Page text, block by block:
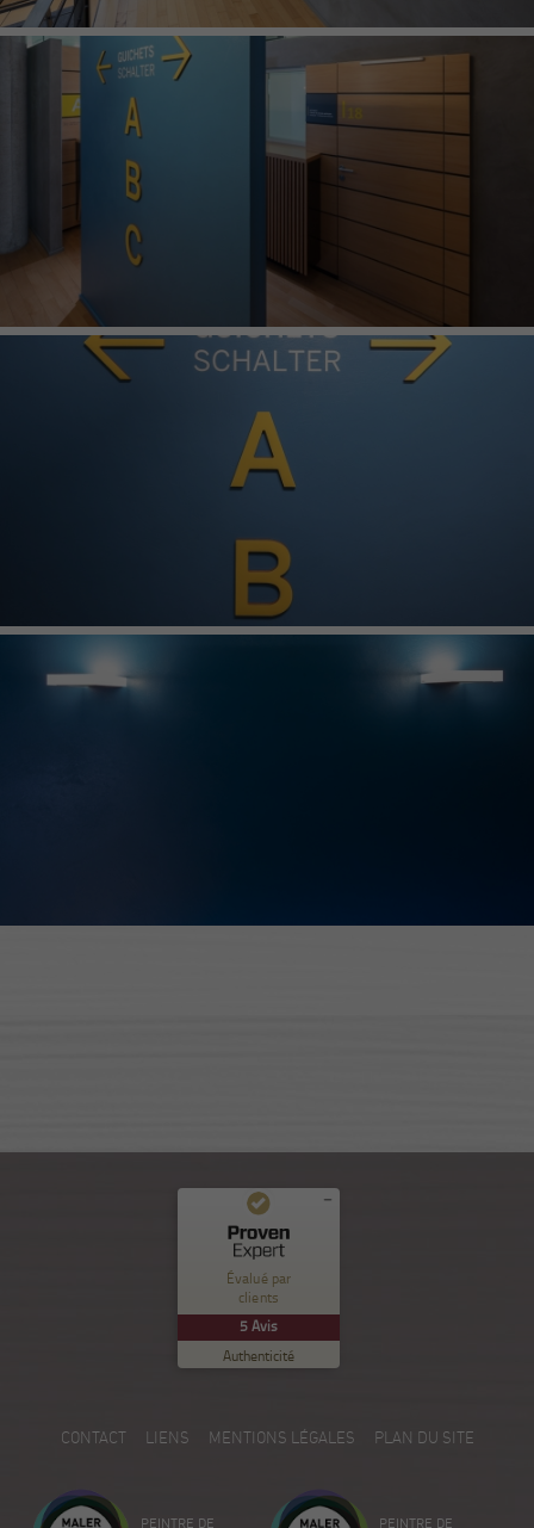
Évalué par
clients
5Avis
Authenticité
Commentaires et expériences des clients pour
Nuance Sion
100
%
Recommandé sur
ProvenExpert.com
EXCELLENT
5.00
/
5
Créez votre propre sceau maintenant
CONTACT LIENS MENTIONS LÉGALES PLAN DU SITE
PEINTRE DE PEINTRE DE